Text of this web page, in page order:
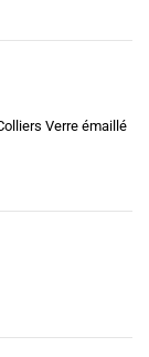
Verre émaillé